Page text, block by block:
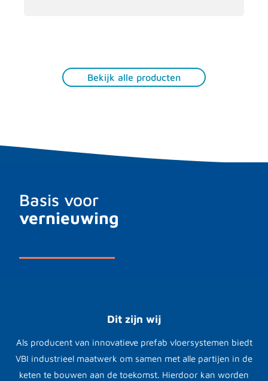
Bekijk alle producten
Basis voor
vernieuwing
Dit zijn wij
Als producent van innovatieve prefab vloersystemen biedt
VBI industrieel maatwerk om samen met alle partijen in de
keten te bouwen aan de toekomst. Hierdoor kan worden